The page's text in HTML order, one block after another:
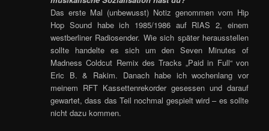
Das erste Mal (unbewusst) Notiz genommen vom Hip
Hop Sound habe ich 1985/1986 auf RIAS 2, einem
westberliner Radiosender. Wie sich später herausstellen
sollte handelte es sich um den Seven Minutes of
Madness Coldcut Remix des Tracks „Paid in Full“ von
Eric B. & Rakim. Danach habe ich wochenlang vor
meinem RFT Kassettenrekorder gesessen und darauf
gewartet, dass das Teil nochmal gespielt wird – es sollte
nicht dazu kommen.